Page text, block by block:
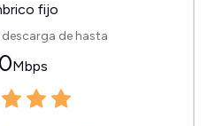
fijo
de hasta
Mbps